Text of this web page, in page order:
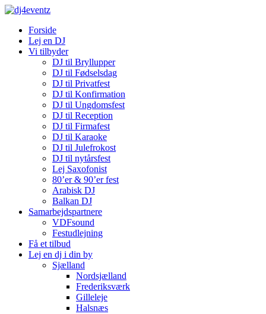
Forside
Lej en DJ
Vi tilbyder
DJ til Bryllupper
DJ til Fødselsdag
DJ til Privatfest
DJ til Konfirmation
DJ til Ungdomsfest
DJ til Reception
DJ til Firmafest
DJ til Karaoke
DJ til Julefrokost
DJ til nytårsfest
Lej Saxofonist
80’er & 90’er fest
Arabisk DJ
Balkan DJ
Samarbejdspartnere
VDFsound
Festudlejning
Få et tilbud
Lej en dj i din by
Sjælland
Nordsjælland
Frederiksværk
Gilleleje
Halsnæs